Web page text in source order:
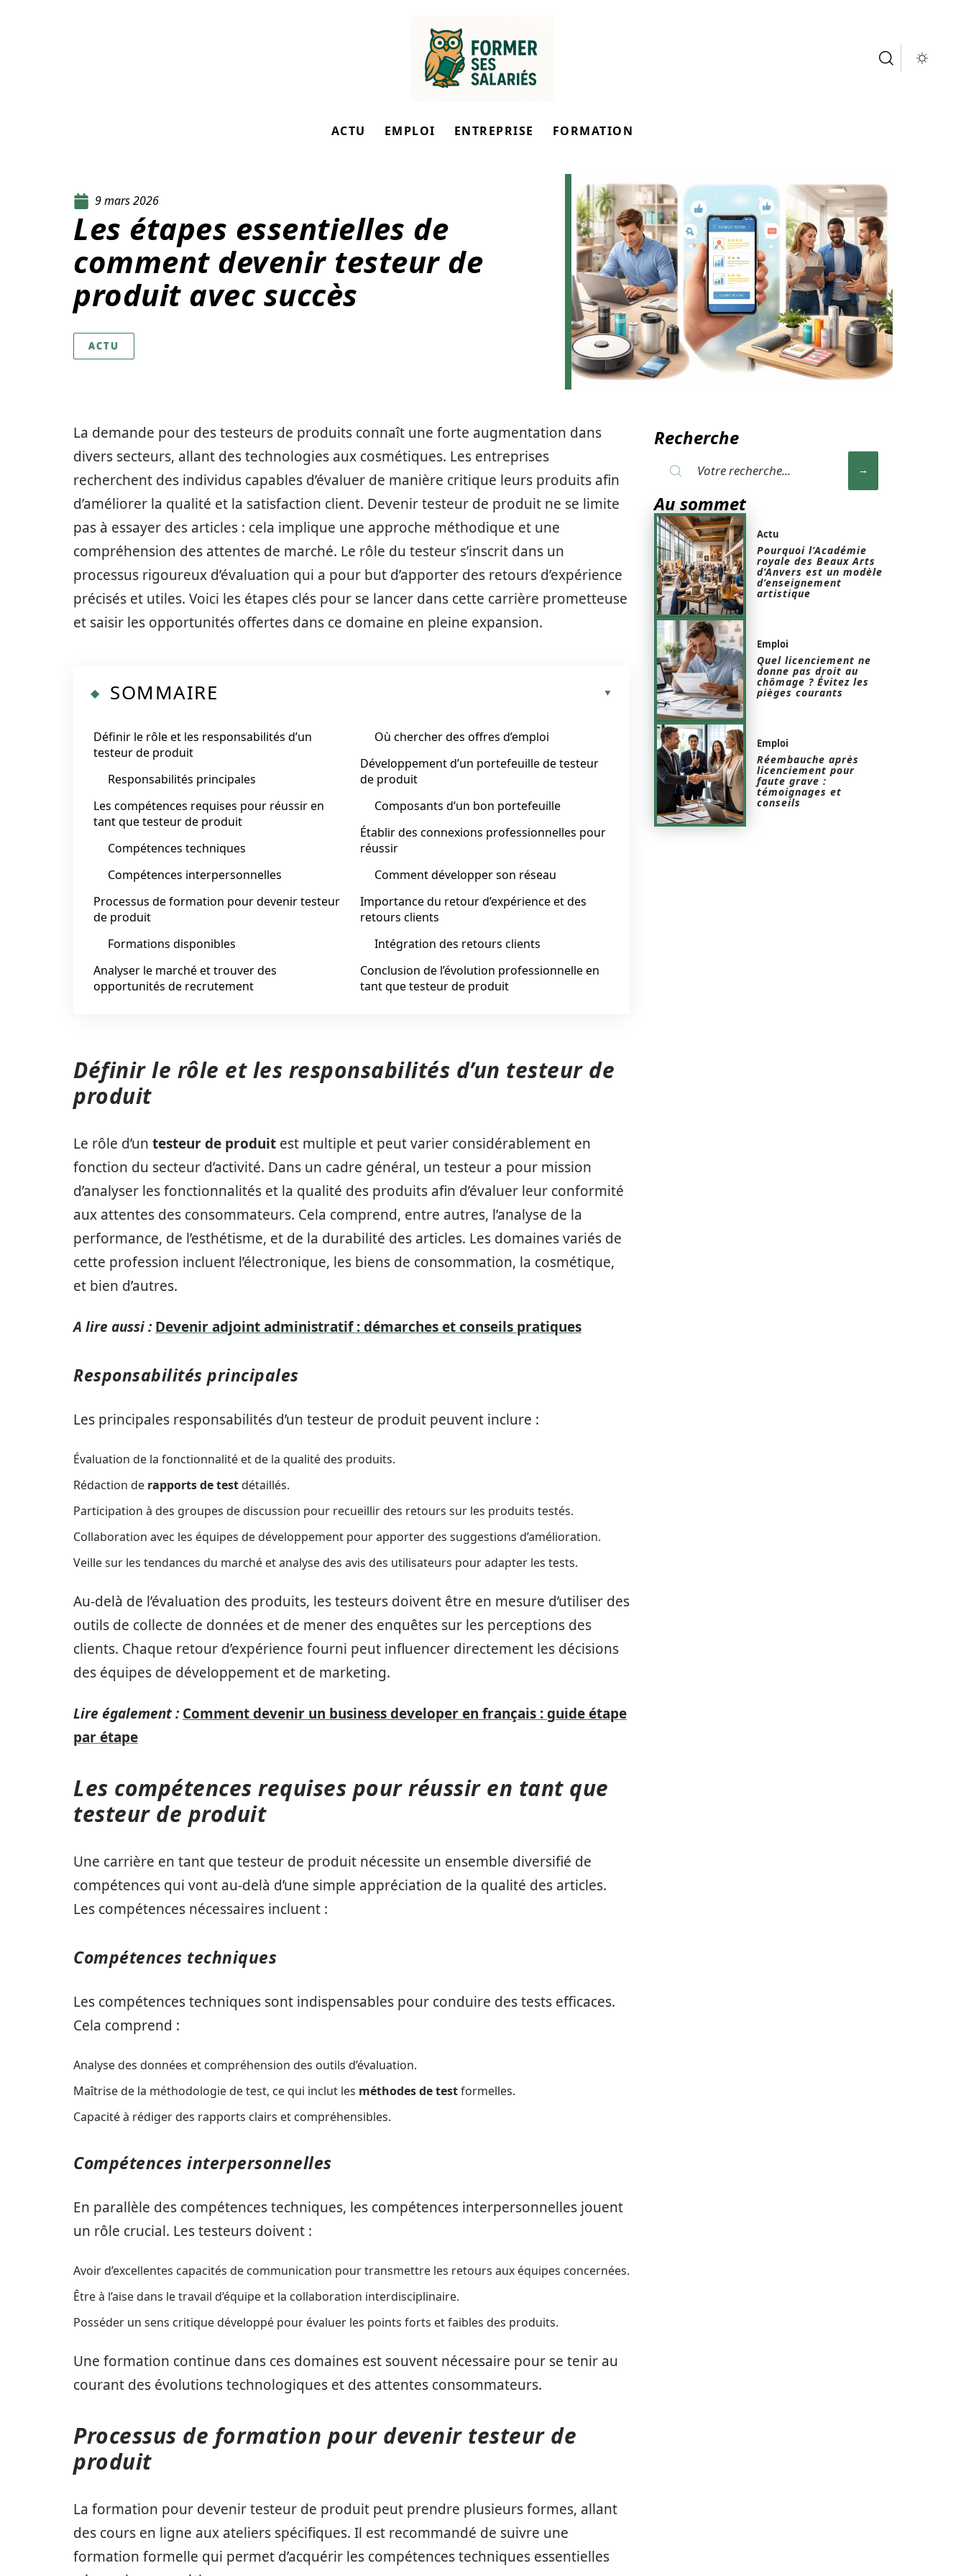
ACTU EMPLOI ENTREPRISE FORMATION
9 mars 2026
Les étapes essentielles de
comment devenir testeur de
produit avec succès
ACTU
La demande pour des testeurs de produits connaît une forte augmentation dans
divers secteurs, allant des technologies aux cosmétiques. Les entreprises
recherchent des individus capables d’évaluer de manière critique leurs produits afin
d’améliorer la qualité et la satisfaction client. Devenir testeur de produit ne se limite
pas à essayer des articles : cela implique une approche méthodique et une
compréhension des attentes de marché. Le rôle du testeur s’inscrit dans un
processus rigoureux d’évaluation qui a pour but d’apporter des retours d’expérience
précisés et utiles. Voici les étapes clés pour se lancer dans cette carrière prometteuse
et saisir les opportunités offertes dans ce domaine en pleine expansion.
SOMMAIRE
Définir le rôle et les responsabilités d’un
testeur de produit
Responsabilités principales
Les compétences requises pour réussir en
tant que testeur de produit
Compétences techniques
Compétences interpersonnelles
Processus de formation pour devenir testeur
de produit
Formations disponibles
Analyser le marché et trouver des
opportunités de recrutement
Où chercher des offres d’emploi
Développement d’un portefeuille de testeur
de produit
Composants d’un bon portefeuille
Établir des connexions professionnelles pour
réussir
Comment développer son réseau
Importance du retour d’expérience et des
retours clients
Intégration des retours clients
Conclusion de l’évolution professionnelle en
tant que testeur de produit
Définir le rôle et les responsabilités d’un testeur de
produit
Le rôle d’un testeur de produit est multiple et peut varier considérablement en
fonction du secteur d’activité. Dans un cadre général, un testeur a pour mission
d’analyser les fonctionnalités et la qualité des produits afin d’évaluer leur conformité
aux attentes des consommateurs. Cela comprend, entre autres, l’analyse de la
performance, de l’esthétisme, et de la durabilité des articles. Les domaines variés de
cette profession incluent l’électronique, les biens de consommation, la cosmétique,
et bien d’autres.
A lire aussi : Devenir adjoint administratif : démarches et conseils pratiques
Responsabilités principales
Les principales responsabilités d’un testeur de produit peuvent inclure :
Évaluation de la fonctionnalité et de la qualité des produits.
Rédaction de rapports de testdétaillés.
Participation à des groupes de discussion pour recueillir des retours sur les produits testés.
Collaboration avec les équipes de développement pour apporter des suggestions d’amélioration.
Veille sur les tendances du marché et analyse des avis des utilisateurs pour adapter les tests.
Au-delà de l’évaluation des produits, les testeurs doivent être en mesure d’utiliser des
outils de collecte de données et de mener des enquêtes sur les perceptions des
clients. Chaque retour d’expérience fourni peut influencer directement les décisions
des équipes de développement et de marketing.
Lire également : Comment devenir un business developer en français : guide étape
par étape
Les compétences requises pour réussir en tant que
testeur de produit
Une carrière en tant que testeur de produit nécessite un ensemble diversifié de
compétences qui vont au-delà d’une simple appréciation de la qualité des articles.
Les compétences nécessaires incluent :
Compétences techniques
Les compétences techniques sont indispensables pour conduire des tests efficaces.
Cela comprend :
Analyse des données et compréhension des outils d’évaluation.
Maîtrise de la méthodologie de test, ce qui inclut les méthodes de testformelles.
Capacité à rédiger des rapports clairs et compréhensibles.
Compétences interpersonnelles
En parallèle des compétences techniques, les compétences interpersonnelles jouent
un rôle crucial. Les testeurs doivent :
Avoir d’excellentes capacités de communication pour transmettre les retours aux équipes concernées.
Être à l’aise dans le travail d’équipe et la collaboration interdisciplinaire.
Posséder un sens critique développé pour évaluer les points forts et faibles des produits.
Une formation continue dans ces domaines est souvent nécessaire pour se tenir au
courant des évolutions technologiques et des attentes consommateurs.
Processus de formation pour devenir testeur de
produit
La formation pour devenir testeur de produit peut prendre plusieurs formes, allant
des cours en ligne aux ateliers spécifiques. Il est recommandé de suivre une
formation formelle qui permet d’acquérir les compétences techniques essentielles
Recherche
Au sommet
Actu
Pourquoi l’Académie
royale des Beaux Arts
d’Anvers est un modèle
d’enseignement
artistique
Emploi
Quel licenciement ne
donne pas droit au
chômage ? Évitez les
pièges courants
Emploi
Réembauche après
licenciement pour
faute grave :
témoignages et
conseils